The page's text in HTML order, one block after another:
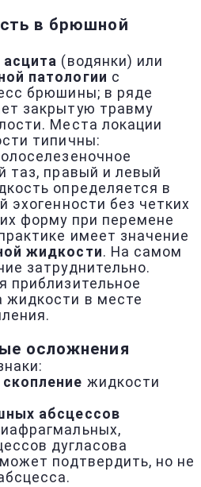
в брюшной
асцита (водянки) или
патологии с
брюшины; в ряде
закрытую травму
Места локации
типичны:
таз, правый и левый
определяется в
эхогенности без четких
форму при перемене
имеет значение
жидкости. На самом
затруднительно.
приблизительное
жидкости в месте
осложнения
жидкости
абсцессов
дугласова
подтвердить, но не